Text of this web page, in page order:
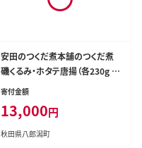
安田のつくだ煮本舗のつくだ煮
磯くるみ・ホタテ唐揚（各230g 計
460g） [佃煮 つくだ煮 ご飯のお
供 ご飯のおとも]
寄付金額
13,000円
秋田県八郎潟町